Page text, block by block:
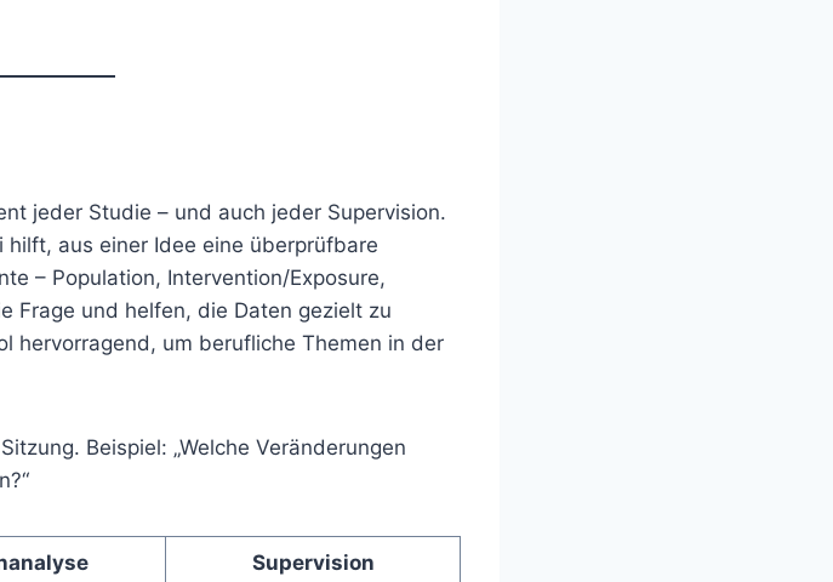
jeder Studie – und auch jeder Supervision.
aus einer Idee eine überprüfbare
– Population, Intervention/Exposure,
Frage und helfen, die Daten gezielt zu
hervorragend, um berufliche Themen in der
Beispiel: „Welche Veränderungen
Supervision